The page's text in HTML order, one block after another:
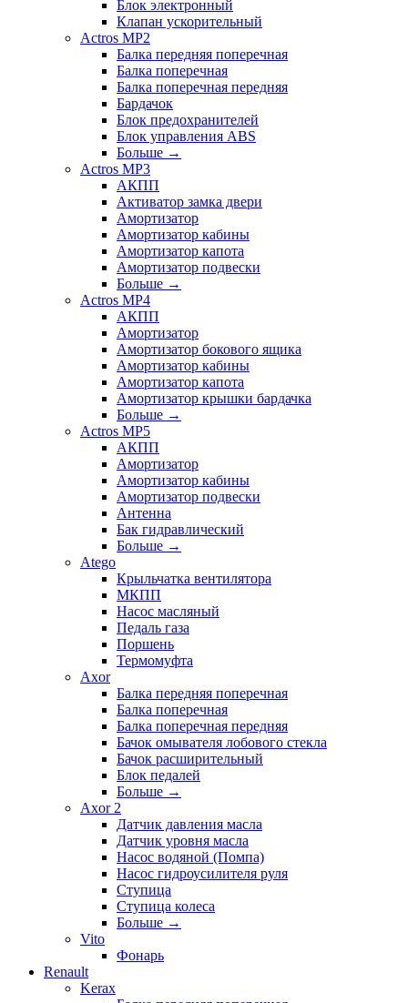
Блок электронный
Клапан ускорительный
Actros MP2
Балка передняя поперечная
Балка поперечная
Балка поперечная передняя
Бардачок
Блок предохранителей
Блок управления ABS
Больше →
Actros MP3
АКПП
Активатор замка двери
Амортизатор
Амортизатор кабины
Амортизатор капота
Амортизатор подвески
Больше →
Actros MP4
АКПП
Амортизатор
Амортизатор бокового ящика
Амортизатор кабины
Амортизатор капота
Амортизатор крышки бардачка
Больше →
Actros MP5
АКПП
Амортизатор
Амортизатор кабины
Амортизатор подвески
Антенна
Бак гидравлический
Больше →
Atego
Крыльчатка вентилятора
МКПП
Насос масляный
Педаль газа
Поршень
Термомуфта
Axor
Балка передняя поперечная
Балка поперечная
Балка поперечная передняя
Бачок омывателя лобового стекла
Бачок расширительный
Блок педалей
Больше →
Axor 2
Датчик давления масла
Датчик уровня масла
Насос водяной (Помпа)
Насос гидроусилителя руля
Ступица
Ступица колеса
Больше →
Vito
Фонарь
Renault
Kerax